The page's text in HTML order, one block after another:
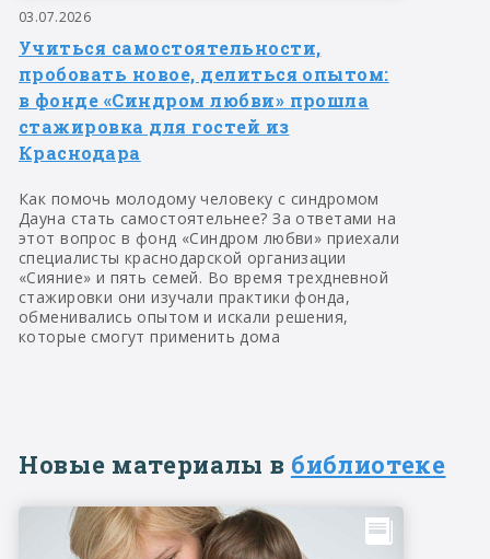
03.07.2026
Учиться самостоятельности,
пробовать новое, делиться опытом:
в фонде «Синдром любви» прошла
стажировка для гостей из
Краснодара
Как помочь молодому человеку с синдромом
Дауна стать самостоятельнее? За ответами на
этот вопрос в фонд «Синдром любви» приехали
специалисты краснодарской организации
«Сияние» и пять семей. Во время трехдневной
стажировки они изучали практики фонда,
обменивались опытом и искали решения,
которые смогут применить дома
Новые материалы в библиотеке